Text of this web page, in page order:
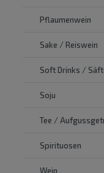
Pflaumenwein
Sake / Reiswein
Soft Drinks /
Soju
Tee /
Spirituosen
Wein